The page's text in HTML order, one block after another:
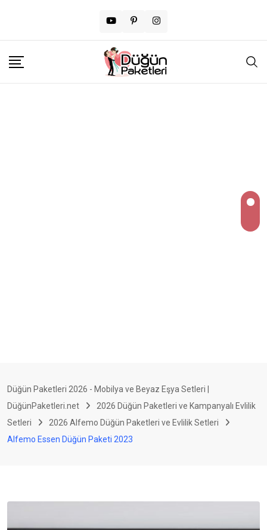
Düğün Paketleri 2026 - Mobilya ve Beyaz Eşya Setleri |
DüğünPaketleri.net
2026 Düğün Paketleri ve Kampanyalı Evlilik
Setleri
2026 Alfemo Düğün Paketleri ve Evlilik Setleri
Alfemo Essen Düğün Paketi 2023